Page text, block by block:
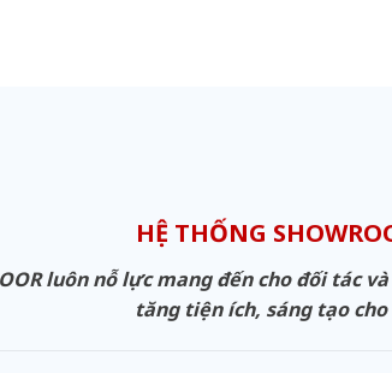
HỆ THỐNG
luôn nỗ lực mang đến cho đối tác
tăng tiện ích, sáng tạo